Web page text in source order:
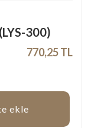
300)
770,25 TL
ekle